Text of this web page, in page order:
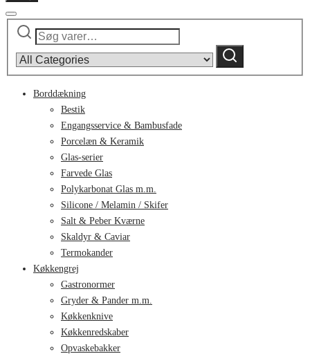
Søg
category:
Søg
Borddækning
Bestik
Engangsservice & Bambusfade
Porcelæn & Keramik
Glas-serier
Farvede Glas
Polykarbonat Glas m.m.
Silicone / Melamin / Skifer
Salt & Peber Kværne
Skaldyr & Caviar
Termokander
Køkkengrej
Gastronormer
Gryder & Pander m.m.
Køkkenknive
Køkkenredskaber
Opvaskebakker